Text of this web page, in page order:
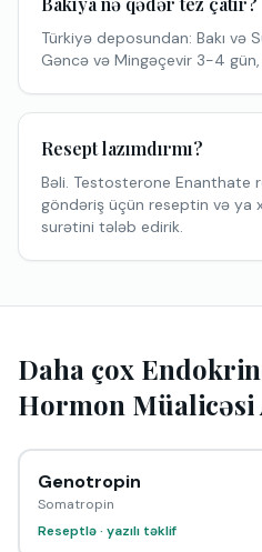
Türkiyə deposundan: Bakı və
Gəncə və Mingəçevir 3-4
Resept lazımdırmı?
Bəli. Testosterone Enanthate
göndəriş üçün reseptin və ya
surətini tələb edirik.
Daha çox
Hormon Müalicəsi
Genotropin
Somatropin
Reseptlə · yazılı təklif